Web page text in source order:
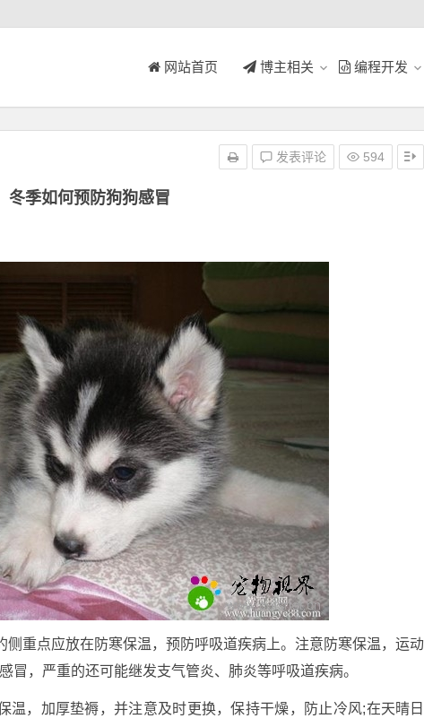
网站首页 博主相关 编程开发
冬季如何预防狗狗感冒
发表评论 594
重点应放在防寒保温，预防呼吸道疾病上。注意防寒保温，运动
冒，严重的还可能继发支气管炎、肺炎等呼吸道疾病。
温，加厚垫褥，并注意及时更换，保持干燥，防止冷风;在天晴日